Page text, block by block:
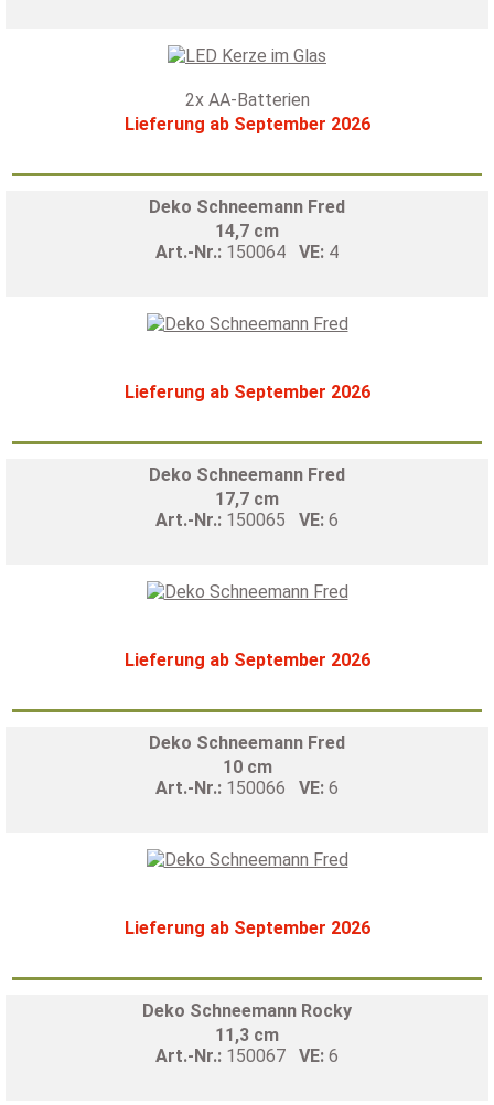
2x AA-Batterien
Lieferung ab September 2026
Deko Schneemann Fred
14,7 cm
Art.-Nr.: 150064 VE: 4
Lieferung ab September 2026
Deko Schneemann Fred
17,7 cm
Art.-Nr.: 150065 VE: 6
Lieferung ab September 2026
Deko Schneemann Fred
10 cm
Art.-Nr.: 150066 VE: 6
Lieferung ab September 2026
Deko Schneemann Rocky
11,3 cm
Art.-Nr.: 150067 VE: 6